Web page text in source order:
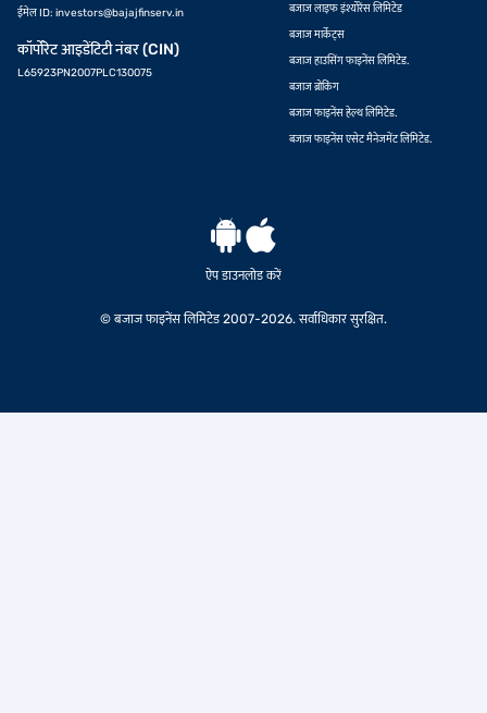
ईमेल ID: investors@bajajfinserv.in
कॉर्पोरेट आइडेंटिटी नंबर (CIN)
L65923PN2007PLC130075
बजाज लाइफ इंश्योरेंस लिमिटेड
बजाज मार्केट्स
बजाज हाउसिंग फाइनेंस लिमिटेड.
बजाज ब्रोकिंग
बजाज फाइनेंस हेल्थ लिमिटेड.
बजाज फाइनेंस एसेट मैनेजमेंट लिमिटेड.
ऐप डाउनलोड करें
© बजाज फाइनेंस लिमिटेड 2007-2026. सर्वाधिकार सुरक्षित.